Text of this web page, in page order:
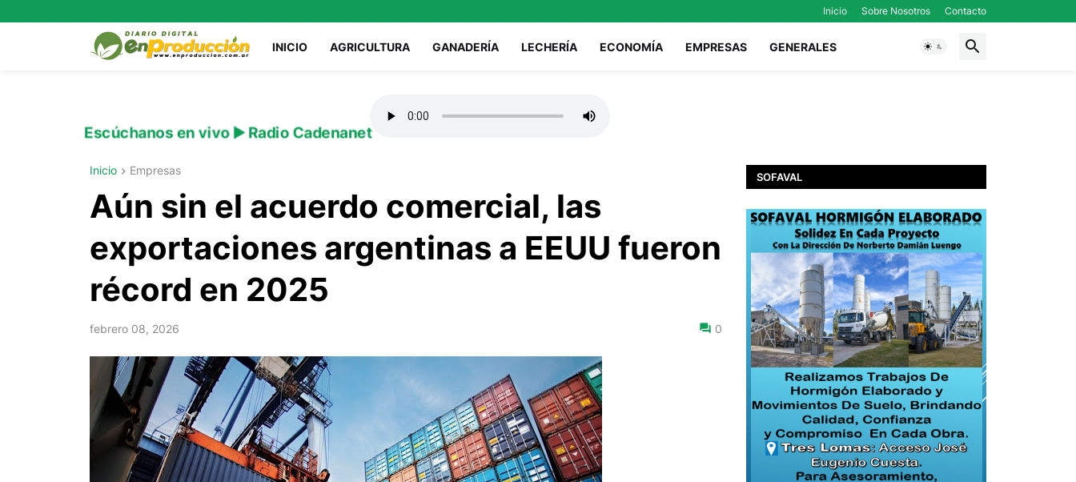
Inicio Sobre Nosotros Contacto
INICIO AGRICULTURA GANADERÍA LECHERÍA ECONOMÍA EMPRESAS GENERALES
Escúchanos en vivo ▶️ Radio Cadenanet
Inicio Empresas
Aún sin el acuerdo comercial, las
exportaciones argentinas a EEUU fueron
récord en 2025
febrero 08, 2026 0
SOFAVAL